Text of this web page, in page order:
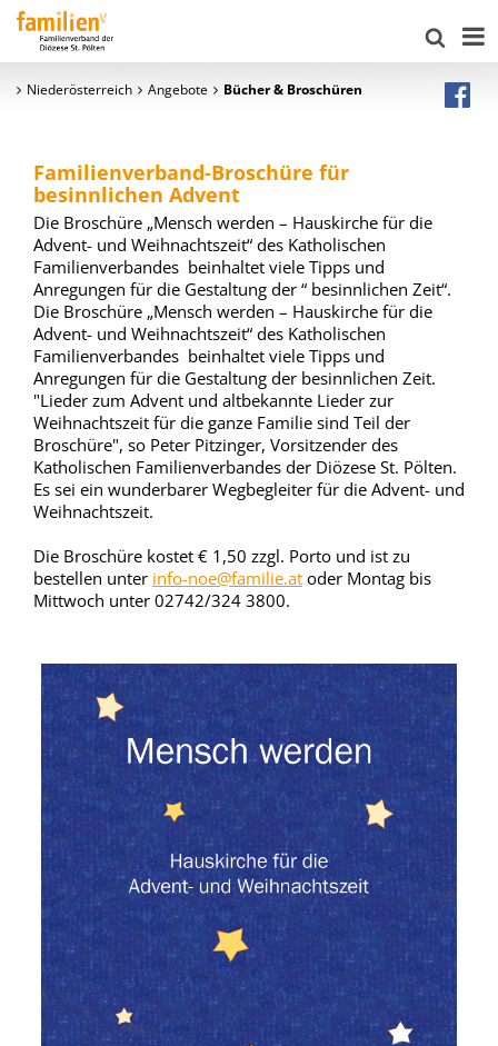
Niederösterreich Angebote Bücher & Broschüren
Familienverband-Broschüre für
besinnlichen Advent
Die Broschüre „Mensch werden – Hauskirche für die
Advent- und Weihnachtszeit“ des Katholischen
Familienverbandes beinhaltet viele Tipps und
Anregungen für die Gestaltung der “ besinnlichen Zeit“.
Die Broschüre „Mensch werden – Hauskirche für die
Advent- und Weihnachtszeit“ des Katholischen
Familienverbandes beinhaltet viele Tipps und
Anregungen für die Gestaltung der besinnlichen Zeit.
"Lieder zum Advent und altbekannte Lieder zur
Weihnachtszeit für die ganze Familie sind Teil der
Broschüre", so Peter Pitzinger, Vorsitzender des
Katholischen Familienverbandes der Diözese St. Pölten.
Es sei ein wunderbarer Wegbegleiter für die Advent- und
Weihnachtszeit.
Die Broschüre kostet € 1,50 zzgl. Porto und ist zu
bestellen unter info-noe@familie.at oder Montag bis
Mittwoch unter 02742/324 3800.